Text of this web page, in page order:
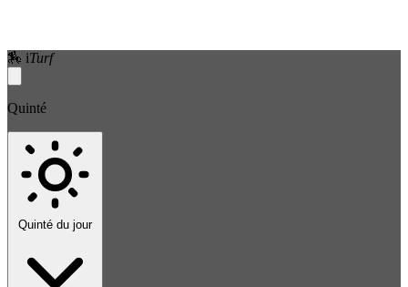
🏇 iTurf
Quinté
Quinté du jour